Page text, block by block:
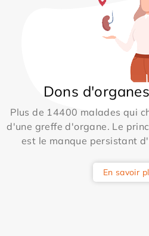
Dons
Plus de 14400 malades qui
d'une greffe d'organe. Le
est le manque persistant
En savoir